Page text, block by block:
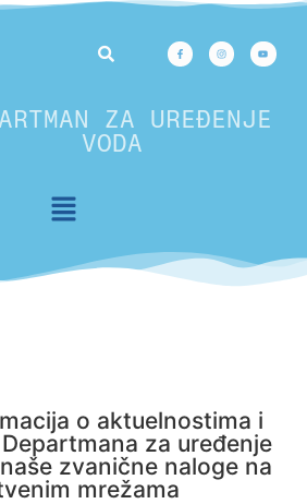
ZA UREĐENJE
VODA
o aktuelnostima i
za uređenje
zvanične naloge na
mrežama